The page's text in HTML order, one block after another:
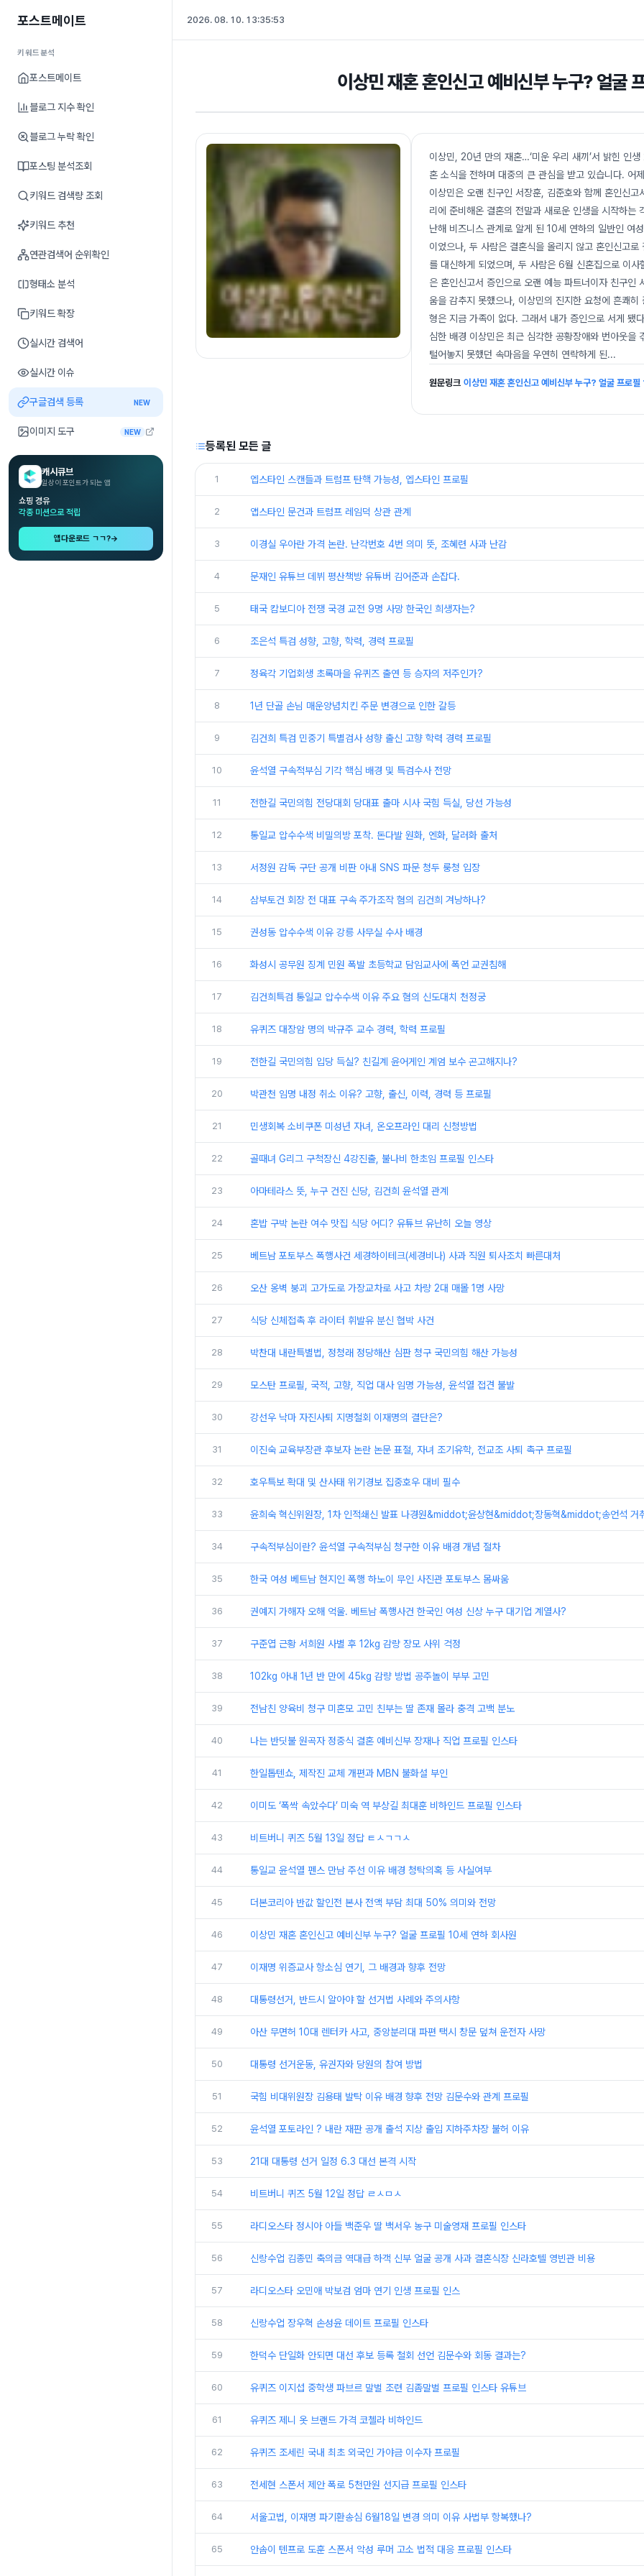
포스트메이트
키워드분석
포스트메이트
블로그 지수 확인
블로그 누락 확인
포스팅 분석조회
키워드 검색량 조회
키워드 추천
연관검색어 순위확인
형태소 분석
키워드 확장
실시간 검색어
실시간 이슈
구글검색 등록 NEW
이미지 도구 NEW
캐시큐브
일상이 포인트가 되는 앱
쇼핑 경유
각종 미션으로 적립
앱다운로드 ㄱㄱ?→
2026. 08. 10. 13:35:54
이상민 재혼 혼인신고 예비신부 누구? 얼굴
이상민, 20년 만의 재혼…‘미운 우리 새끼’서 밝힌 인
혼 소식을 전하며 대중의 큰 관심을 받고 있습니다. 어
이상민은 오랜 친구인 서장훈, 김준호와 함께 혼인신
리에 준비해온 결혼의 전말과 새로운 인생을 시작하는
난해 비즈니스 관계로 알게 된 10세 연하의 일반인 여
이었으나, 두 사람은 결혼식을 올리지 않고 혼인신고
를 대신하게 되었으며, 두 사람은 6월 신혼집으로 이
은 혼인신고서 증인으로 오랜 예능 파트너이자 친구인
움을 감추지 못했으나, 이상민의 진지한 요청에 흔쾌
형은 지금 가족이 없다. 그래서 내가 증인으로 서게 됐
심한 배경 이상민은 최근 심각한 공황장애와 번아웃을
털어놓지 못했던 속마음을 우연히 연락하게 된...
원문링크 이상민 재혼 혼인신고 예비신부 누구? 얼굴 프로
등록된 모든 글
1 엡스타인 스캔들과 트럼프 탄핵 가능성, 엡스타인 프로필
2 앱스타인 문건과 트럼프 레임덕 상관 관계
3 이경실 우아란 가격 논란. 난각번호 4번 의미 뜻, 조혜련 사과 난감
4 문재인 유튜브 데뷔 평산책방 유튜버 김어준과 손잡다.
5 태국 캄보디아 전쟁 국경 교전 9명 사망 한국인 희생자는?
6 조은석 특검 성향, 고향, 학력, 경력 프로필
7 정육각 기업회생 초록마을 유퀴즈 출연 등 승자의 저주인가?
8 1년 단골 손님 매운양념치킨 주문 변경으로 인한 갈등
9 김건희 특검 민중기 특별검사 성향 출신 고향 학력 경력 프로필
10 윤석열 구속적부심 기각 핵심 배경 및 특검수사 전망
11 전한길 국민의힘 전당대회 당대표 출마 시사 국힘 득실, 당선 가능성
12 통일교 압수수색 비밀의방 포착. 돈다발 원화, 엔화, 달러화 출처
13 서정원 감독 구단 공개 비판 아내 SNS 파문 청두 룽청 입장
14 삼부토건 회장 전 대표 구속 주가조작 혐의 김건희 겨낭하나?
15 권성동 압수수색 이유 강릉 사무실 수사 배경
16 화성시 공무원 징계 민원 폭발 초등학교 담임교사에 폭언 교권침해
17 김건희특검 통일교 압수수색 이유 주요 혐의 신도대치 천정궁
18 유퀴즈 대장암 명의 박규주 교수 경력, 학력 프로필
19 전한길 국민의힘 입당 득실? 친길계 윤어게인 계엄 보수 곤고해지나?
20 박관천 임명 내정 취소 이유? 고향, 출신, 이력, 경력 등 프로필
21 민생회복 소비쿠폰 미성년 자녀, 온오프라인 대리 신청방법
22 골때녀 G리그 구척장신 4강진출, 불나비 한초임 프로필 인스타
23 아마테라스 뜻, 누구 건진 신당, 김건희 윤석열 관계
24 혼밥 구박 논란 여수 맛집 식당 어디? 유튜브 유난히 오늘 영상
25 베트남 포토부스 폭행사건 세경하이테크(세경비나) 사과 직원 퇴사조치 빠른대처
26 오산 옹벽 붕괴 고가도로 가장교차로 사고 차량 2대 매몰 1명 사망
27 식당 신체접촉 후 라이터 휘발유 분신 협박 사건
28 박찬대 내란특별법, 정청래 정당해산 심판 청구 국민의힘 해산 가능성
29 모스탄 프로필, 국적, 고향, 직업 대사 임명 가능성, 윤석열 접견 불발
30 강선우 낙마 자진사퇴 지명철회 이재명의 결단은?
31 이진숙 교육부장관 후보자 논란 논문 표절, 자녀 조기유학, 전교조 사퇴 촉구 프로필
32 호우특보 확대 및 산사태 위기경보 집중호우 대비 필수
33 윤희숙 혁신위원장, 1차 인적쇄신 발표 나경원&middot;윤상현&middot;장동혁&middot;송언석 거
34 구속적부심이란? 윤석열 구속적부심 청구한 이유 배경 개념 절차
35 한국 여성 베트남 현지인 폭행 하노이 무인 사진관 포토부스 몸싸움
36 권예지 가해자 오해 억울. 베트남 폭행사건 한국인 여성 신상 누구 대기업 계열사?
37 구준엽 근황 서희원 사별 후 12kg 감량 장모 사위 걱정
38 102kg 아내 1년 반 만에 45kg 감량 방법 공주놀이 부부 고민
39 전남친 양육비 청구 미혼모 고민 친부는 딸 존재 몰라 충격 고백 분노
40 나는 반딧불 원곡자 정중식 결혼 예비신부 장재나 직업 프로필 인스타
41 한일톱텐쇼, 제작진 교체 개편과 MBN 불화설 부인
42 이미도 ‘폭싹 속았수다’ 미숙 역 부상길 최대훈 비하인드 프로필 인스타
43 비트버니 퀴즈 5월 13일 정답 ㅌㅅㄱㄱㅅ
44 통일교 윤석열 펜스 만남 주선 이유 배경 청탁의혹 등 사실여부
45 더본코리아 반값 할인전 본사 전액 부담 최대 50% 의미와 전망
46 이상민 재혼 혼인신고 예비신부 누구? 얼굴 프로필 10세 연하 회사원
47 이재명 위증교사 항소심 연기, 그 배경과 향후 전망
48 대통령선거, 반드시 알아야 할 선거법 사례와 주의사항
49 아산 무면허 10대 렌터카 사고, 중앙분리대 파편 택시 창문 덮쳐 운전자 사망
50 대통령 선거운동, 유권자와 당원의 참여 방법
51 국힘 비대위원장 김용태 발탁 이유 배경 향후 전망 김문수와 관계 프로필
52 윤석열 포토라인 ? 내란 재판 공개 출석 지상 출입 지하주차장 불허 이유
53 21대 대통령 선거 일정 6.3 대선 본격 시작
54 비트버니 퀴즈 5월 12일 정답 ㄹㅅㅁㅅ
55 라디오스타 정시아 아들 백준우 딸 백서우 농구 미술영재 프로필 인스타
56 신랑수업 김종민 축의금 역대급 하객 신부 얼굴 공개 사과 결혼식장 신라호텔 영빈관 비용
57 라디오스타 오민애 박보검 엄마 연기 인생 프로필 인스
58 신랑수업 장우혁 손성윤 데이트 프로필 인스타
59 한덕수 단일화 안되면 대선 후보 등록 철회 선언 김문수와 회동 결과는?
60 유퀴즈 이지섭 중학생 파브르 말벌 조련 김좀말벌 프로필 인스타 유튜브
61 유퀴즈 제니 옷 브랜드 가격 코첼라 비하인드
62 유퀴즈 조세린 국내 최초 외국인 가야금 이수자 프로필
63 전세현 스폰서 제안 폭로 5천만원 선지급 프로필 인스타
64 서울고법, 이재명 파기환송심 6월18일 변경 의미 이유 사법부 항복했나?
65 안솜이 텐프로 도훈 스폰서 악성 루머 고소 법적 대응 프로필 인스타